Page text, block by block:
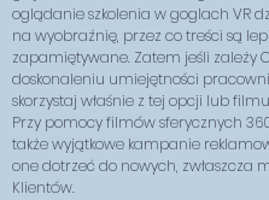
oglądanie szkolenia w goglach VR
na wyobraźnię, przez co treści są
zapamiętywane. Zatem jeśli zależy
doskonaleniu umiejętności
skorzystaj właśnie z tej opcji lub
Przy pomocy filmów sferycznych
także wyjątkowe kampanie
one dotrzeć do nowych, zwłaszcza
Klientów.